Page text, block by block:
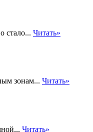
стало... Читать»
зонам... Читать»
Читать»